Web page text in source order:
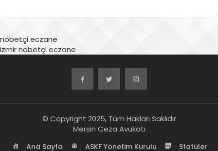
nöbetçi eczane
izmir nöbetçi eczane
© Copyright 2025, Tüm Hakları Saklıdır
Mersin Ceza Avukatı
Ana Sayfa ASKF Yönetim Kurulu Statüler